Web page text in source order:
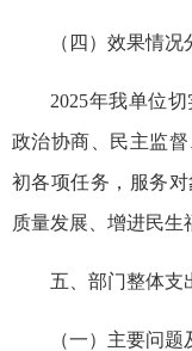
（四）效果情况
2025年我单位
政治协商、民主监
初各项任务，服务
质量发展、增进民生
五、部门整体支
（一）主要问